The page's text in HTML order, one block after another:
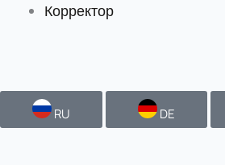
Корректор
RU DE